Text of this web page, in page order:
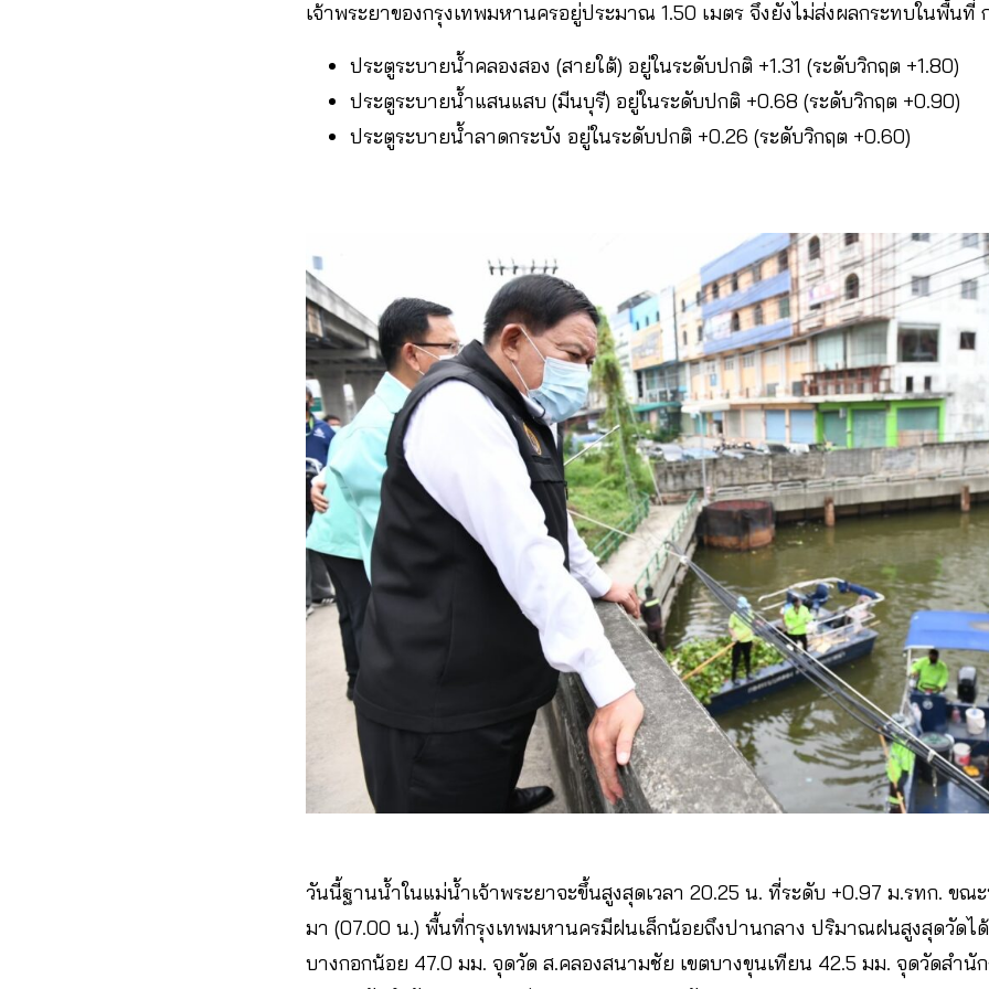
เจ้าพระยาของกรุงเทพมหานครอยู่ประมาณ 1.50 เมตร จึงยังไม่ส่งผลกระทบในพื้นที่
ประตูระบายน้ำคลองสอง (สายใต้) อยู่ในระดับปกติ +1.31 (ระดับวิกฤต +1.80)
ประตูระบายน้ำแสนแสบ (มีนบุรี) อยู่ในระดับปกติ +0.68 (ระดับวิกฤต +0.90)
ประตูระบายน้ำลาดกระบัง อยู่ในระดับปกติ +0.26 (ระดับวิกฤต +0.60)
วันนี้ฐานน้ำในแม่น้ำเจ้าพระยาจะขึ้นสูงสุดเวลา 20.25 น. ที่ระดับ +0.97 ม.รทก. ขณ
มา (07.00 น.) พื้นที่กรุงเทพมหานครมีฝนเล็กน้อยถึงปานกลาง ปริมาณฝนสูงสุดวัดไ
บางกอกน้อย 47.0 มม. จุดวัด ส.คลองสนามชัย เขตบางขุนเทียน 42.5 มม. จุดวัดสำนั